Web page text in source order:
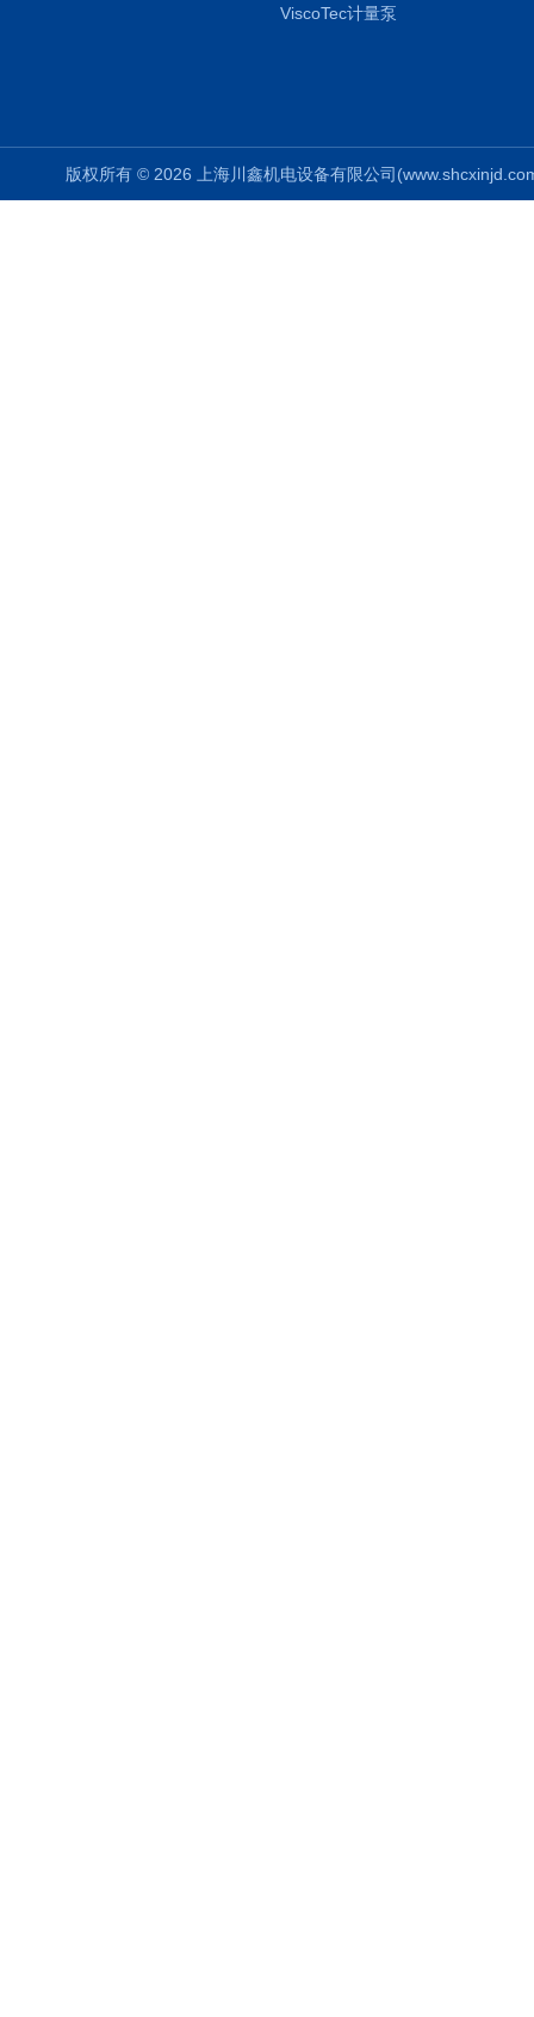
ViscoTec计量泵
版权所有 © 2026 上海川鑫机电设备有限公司